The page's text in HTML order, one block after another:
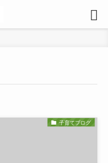
子育てブログ